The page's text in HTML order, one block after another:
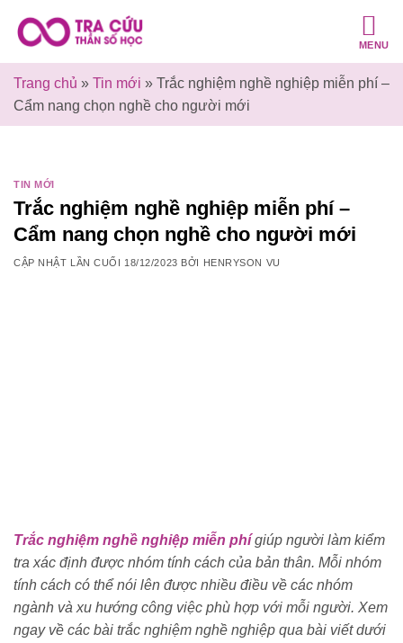
qua
dung
MENU
Trang chủ » Tin mới » Trắc nghiệm nghề nghiệp miễn phí –
Cẩm nang chọn nghề cho người mới
TIN MỚI
Trắc nghiệm nghề nghiệp miễn phí –
Cẩm nang chọn nghề cho người mới
CẬP NHẬT LẦN CUỐI 18/12/2023 BỞI HENRYSON VU
Trắc nghiệm nghề nghiệp miễn phígiúp người làm kiểm
tra xác định được nhóm tính cách của bản thân. Mỗi nhóm
tính cách có thể nói lên được nhiều điều về các nhóm
ngành và xu hướng công việc phù hợp với mỗi người. Xem
ngay về các bài trắc nghiệm nghề nghiệp qua bài viết dưới